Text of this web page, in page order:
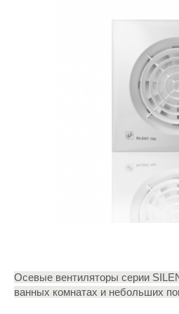
Осевые вентиляторы серии
ванных комнатах и небольших